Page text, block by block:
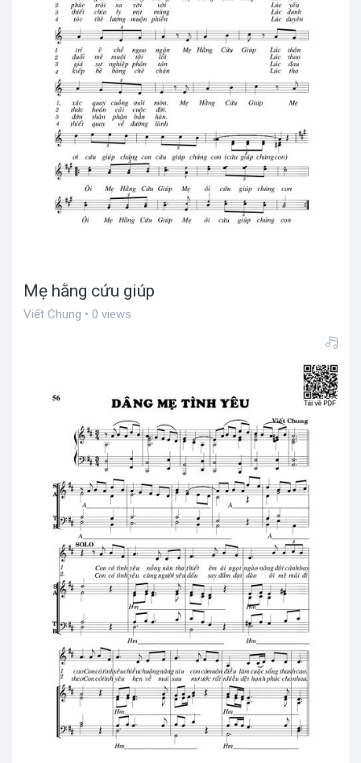
Mẹ hằng cứu giúp
Viết Chung • 0 views